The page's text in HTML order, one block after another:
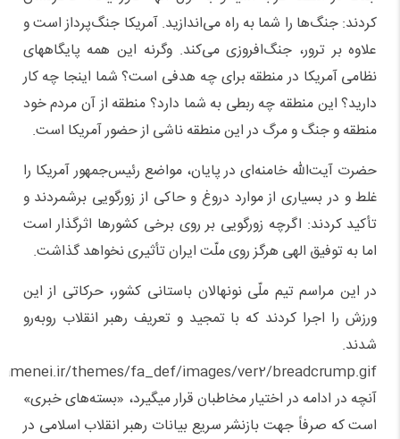
کردند: جنگ‌ها را شما به راه می‌اندازید. آمریکا جنگ‌پرداز است و
علاوه بر ترور، جنگ‌افروزی می‌کند. وگرنه این همه پایگاههای
نظامی آمریکا در منطقه برای چه هدفی است؟ شما اینجا چه کار
دارید؟ این منطقه چه ربطی به شما دارد؟ منطقه از آن مردم خود
منطقه و جنگ و مرگ در این منطقه ناشی از حضور آمریکا است.
حضرت آیت‌الله خامنه‌ای در پایان، مواضع رئیس‌جمهور آمریکا را
غلط و در بسیاری از موارد دروغ و حاکی از زورگویی برشمردند و
تأکید کردند: اگرچه زورگویی بر روی برخی کشورها اثرگذار است
اما به توفیق الهی هرگز روی ملّت ایران تأثیری نخواهد گذاشت.
در این مراسم تیم ملّی نونهالان باستانی کشور، حرکاتی از این
ورزش را اجرا کردند که با تمجید و تعریف رهبر انقلاب روبه‌رو
شدند.
themes/fa_def/images/ver2/breadcrump.gif
آنچه در ادامه در اختیار مخاطبان قرار میگیرد، «بسته‌های خبری»
است که صرفاً جهت بازنشر سریع بیانات رهبر انقلاب اسلامی در